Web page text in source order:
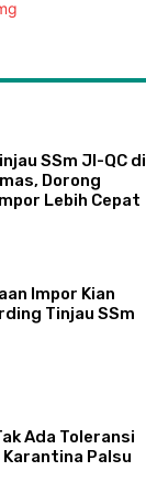
SSm JI-QC di
Dorong
Lebih Cepat
Impor Kian
Tinjau SSm
Ada Toleransi
Palsu